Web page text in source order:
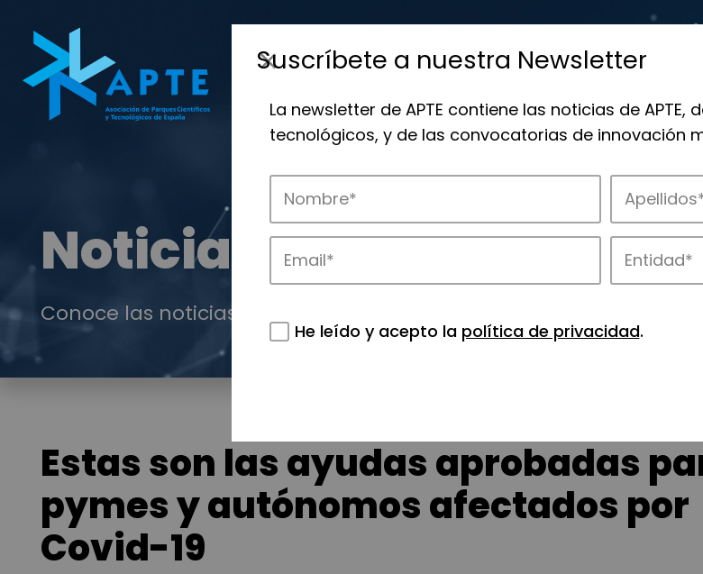
Noticias
Conoce las noticias más destacadas de APTE y sus parques
Estas son las ayudas aprobadas
pymes y autónomos afectados por
Covid-19
Suscríbete a nuestra Newsletter
La newsletter de APTE contiene las noticias de
tecnológicos, y de las convocatorias de innovación
He leído y acepto la política de privacidad.